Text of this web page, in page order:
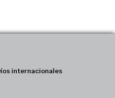
internacionales